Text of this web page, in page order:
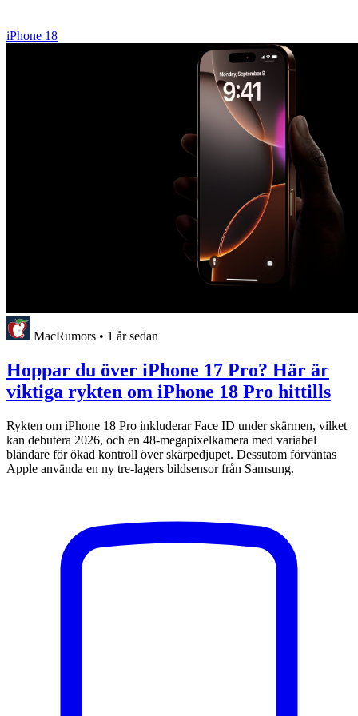
iPhone 18
MacRumors • 1 år sedan
Hoppar du över iPhone 17 Pro? Här är
viktiga rykten om iPhone 18 Pro hittills
Rykten om iPhone 18 Pro inkluderar Face ID under skärmen, vilket
kan debutera 2026, och en 48-megapixelkamera med variabel
bländare för ökad kontroll över skärpedjupet. Dessutom förväntas
Apple använda en ny tre-lagers bildsensor från Samsung.